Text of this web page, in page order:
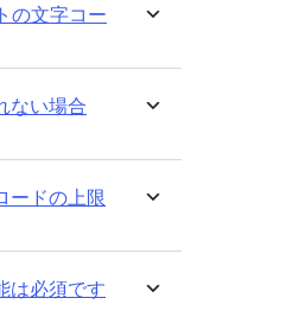
の文字コー
ない場合
ードの上限
は必須です